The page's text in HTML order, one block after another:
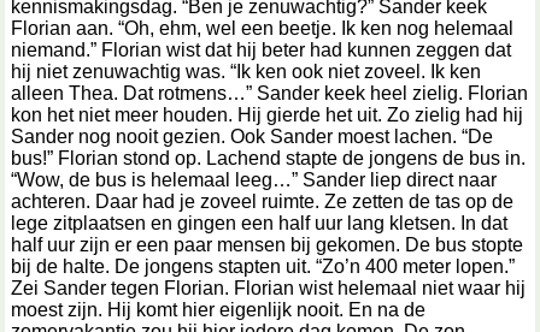
kennismakingsdag. “Ben je zenuwachtig?” Sander keek
Florian aan. “Oh, ehm, wel een beetje. Ik ken nog helemaal
niemand.” Florian wist dat hij beter had kunnen zeggen dat
hij niet zenuwachtig was. “Ik ken ook niet zoveel. Ik ken
alleen Thea. Dat rotmens…” Sander keek heel zielig. Florian
kon het niet meer houden. Hij gierde het uit. Zo zielig had hij
Sander nog nooit gezien. Ook Sander moest lachen. “De
bus!” Florian stond op. Lachend stapte de jongens de bus in.
“Wow, de bus is helemaal leeg…” Sander liep direct naar
achteren. Daar had je zoveel ruimte. Ze zetten de tas op de
lege zitplaatsen en gingen een half uur lang kletsen. In dat
half uur zijn er een paar mensen bij gekomen. De bus stopte
bij de halte. De jongens stapten uit. “Zo’n 400 meter lopen.”
Zei Sander tegen Florian. Florian wist helemaal niet waar hij
moest zijn. Hij komt hier eigenlijk nooit. En na de